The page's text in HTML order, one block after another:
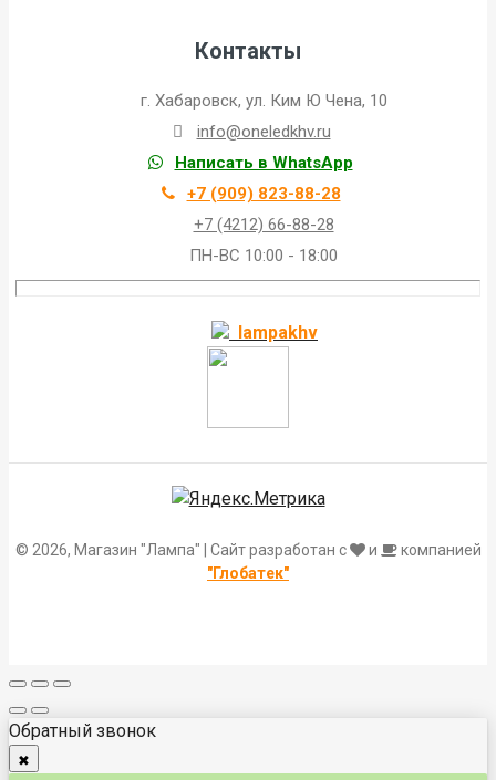
Контакты
г. Хабаровск, ул. Ким Ю Чена, 10
info@oneledkhv.ru
Написать в WhatsApp
+7 (909) 823-88-28
+7 (4212) 66-88-28
ПН-ВС 10:00 - 18:00
lampakhv
© 2026, Магазин "Лампа" | Сайт разработан с и
компанией
"Глобатек"
Обратный звонок
✖